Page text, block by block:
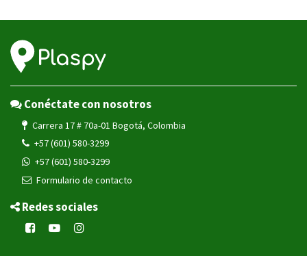
Conéctate con nosotros
Carrera 17 # 70a-01 Bogotá, Colombia
+57 (601) 580-3299
+57 (601) 580-3299
Formulario de contacto
Redes sociales